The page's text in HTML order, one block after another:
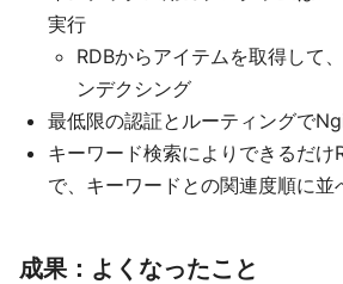
実行
RDBからアイテムを取得して
ンデクシング
最低限の認証とルーティングで
キーワード検索によりできるだけ
で、キーワードとの関連度順に並
成果：よくなったこと